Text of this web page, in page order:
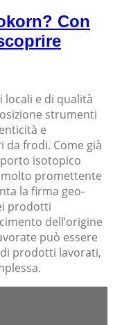
Con
locali e di qualità
strumenti
e
frodi. Come già
isotopico
promettente
la firma geo-
prodotti
dell’origine
può essere
di prodotti lavorati,